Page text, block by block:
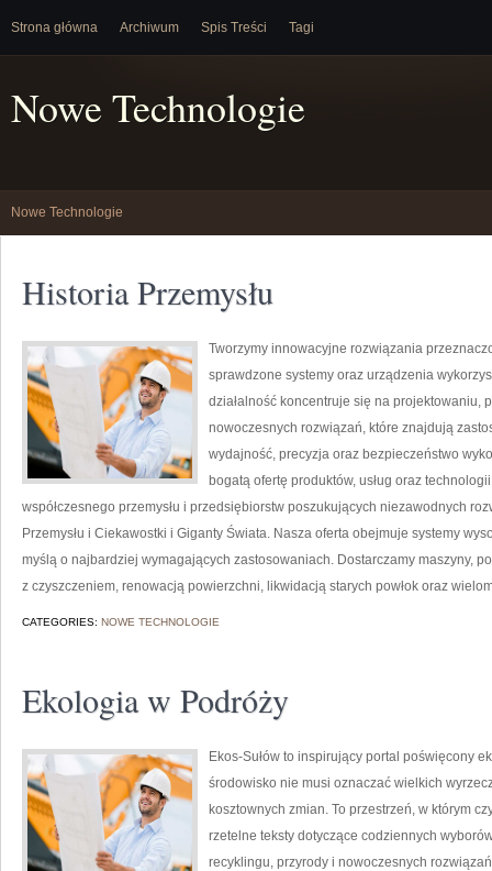
Strona główna Archiwum Spis Treści Tagi
Nowe Technologie
Nowe Technologie
Historia Przemysłu
Tworzymy innowacyjne rozwiązania
sprawdzone systemy oraz urządzenia
działalność koncentruje się na projektowaniu,
nowoczesnych rozwiązań, które znajdują
wydajność, precyzja oraz bezpieczeństwo
bogatą ofertę produktów, usług oraz
współczesnego przemysłu i przedsiębiorstw poszukujących niezawodnych
Przemysłu i Ciekawostki i Giganty Świata. Nasza oferta obejmuje systemy
myślą o najbardziej wymagających zastosowaniach. Dostarczamy maszyny,
z czyszczeniem, renowacją powierzchni, likwidacją starych powłok oraz
CATEGORIES: NOWE TECHNOLOGIE
Ekologia w Podróży
Ekos-Sułów to inspirujący portal poświęcony
środowisko nie musi oznaczać wielkich
kosztownych zmian. To przestrzeń, w którym
rzetelne teksty dotyczące codziennych
recyklingu, przyrody i nowoczesnych